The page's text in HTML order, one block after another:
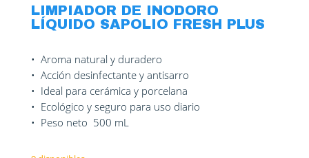
LIMPIADOR DE INODORO
LÍQUIDO SAPOLIO FRESH PLUS
• Aroma natural y duradero
• Acción desinfectante y antisarro
• Ideal para cerámica y porcelana
• Ecológico y seguro para uso diario
• Peso neto 500 mL